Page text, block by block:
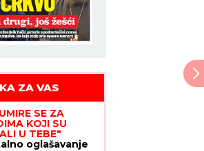
ZA VAS
SE ZA
KOJI SU
U TEBE"
oglašavanje